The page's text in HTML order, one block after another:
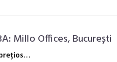
Millo Offices, București